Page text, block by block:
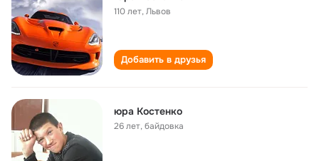
110 лет,Львов
Добавить в друзья
юра Костенко
26 лет,байдовка